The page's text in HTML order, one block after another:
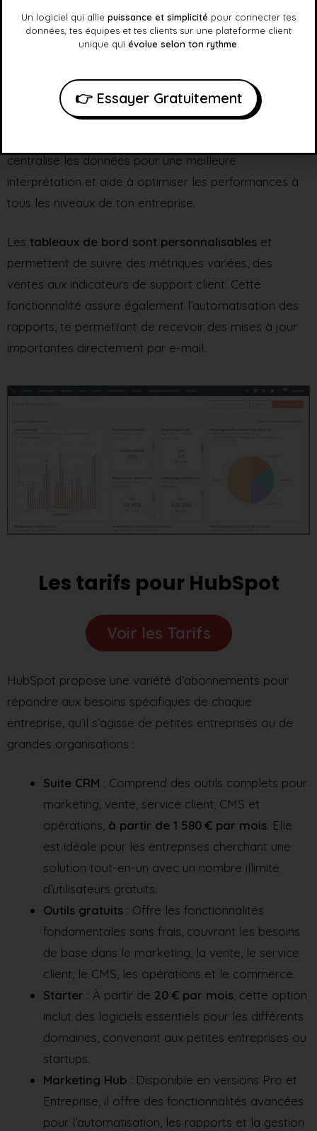
Avec le tableau de bord KPI de HubSpot, tu peux
créer des rapports automatisés pour suivre les
centralise les données pour une meilleure
interprétation et aide à optimiser les performances à
tous les niveaux de ton entreprise.
Les tableaux de bord sont personnalisables et
permettent de suivre des métriques variées, des
ventes aux indicateurs de support client. Cette
fonctionnalité assure également l’automatisation des
rapports, te permettant de recevoir des mises à jour
importantes directement par e-mail.
Les tarifs pour HubSpot
Voir les Tarifs
HubSpot propose une variété d’abonnements pour
répondre aux besoins spécifiques de chaque
entreprise, qu’il s’agisse de petites entreprises ou de
grandes organisations :
Suite CRM : Comprend des outils complets pour
marketing, vente, service client, CMS et
opérations, à partir de 1 580 € par mois. Elle
est idéale pour les entreprises cherchant une
solution tout-en-un avec un nombre illimité
d’utilisateurs gratuits.
Outils gratuits : Offre les fonctionnalités
fondamentales sans frais, couvrant les besoins
de base dans le marketing, la vente, le service
client, le CMS, les opérations et le commerce.
Starter : À partir de 20 € par mois, cette option
inclut des logiciels essentiels pour les différents
domaines, convenant aux petites entreprises ou
startups.
Marketing Hub : Disponible en versions Pro et
Entreprise, il offre des fonctionnalités avancées
pour l’automatisation, les rapports et la gestion
Un logiciel qui allie puissance et simplicité pour connecter tes
données, tes équipes et tes clients sur une plateforme client
unique qui évolue selon ton rythme.
👉 Essayer Gratuitement